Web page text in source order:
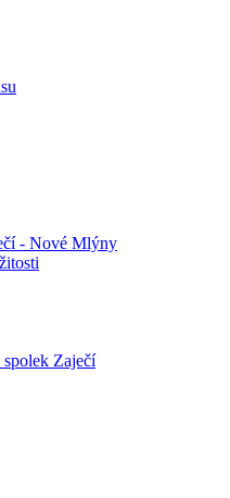
- Nové Mlýny
spolek Zaječí